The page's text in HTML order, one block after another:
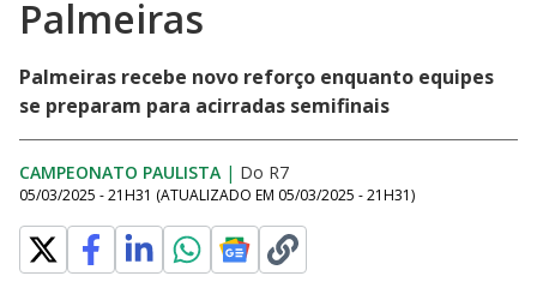
Palmeiras
Palmeiras recebe novo reforço enquanto equipes
se preparam para acirradas semifinais
CAMPEONATO PAULISTA | Do R7
05/03/2025 - 21H31 (ATUALIZADO EM 05/03/2025 - 21H31)